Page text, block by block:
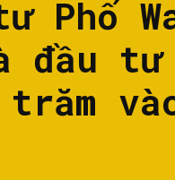
Phố
đầu tư